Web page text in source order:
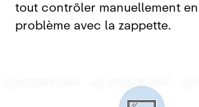
tout contrôler manuellement
problème avec la zappette.